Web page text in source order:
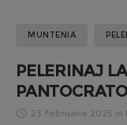
MUNTENIA
PELERINAJ
23 februarie 2025 in